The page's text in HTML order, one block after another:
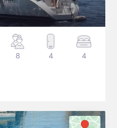
8 4 4